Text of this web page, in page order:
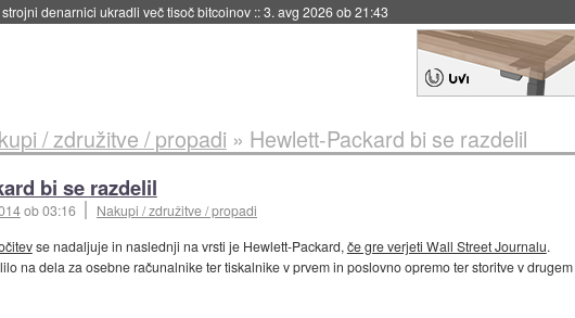
denarnici ukradli več tisoč bitcoinov ::3. avg 2026 ob 21:43
/ združitve / propadi » Hewlett-Packard bi se razdelil
bi se razdelil
ob 03:16
Nakupi / združitve / propadi
se nadaljuje in naslednji na vrsti je Hewlett-Packard, če gre verjeti Wall Street Journalu.
na dela za osebne računalnike ter tiskalnike v prvem in poslovno opremo ter storitve v drugem